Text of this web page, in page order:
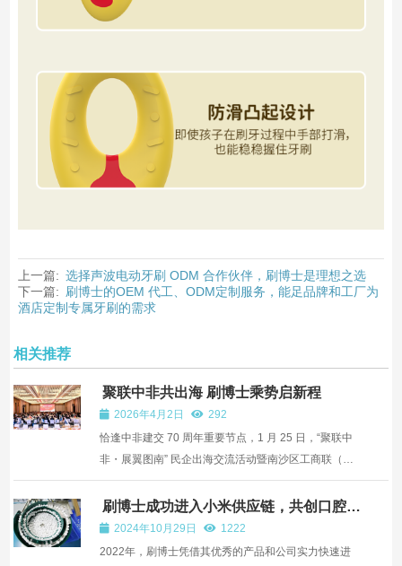
上一篇: 选择声波电动牙刷 ODM 合作伙伴，刷博士是理想之选
下一篇: 刷博士的OEM 代工、ODM定制服务，能足品牌和工厂为
酒店定制专属牙刷的需求
相关推荐
聚联中非共出海 刷博士乘势启新程
2026年4月2日
292
恰逢中非建交 70 周年重要节点，1 月 25 日，“聚联中
非・展翼图南” 民企出海交流活动暨南沙区工商联（总
商会）2026 年会在南沙盛大启幕。政商金学各界代表
齐聚一堂，共探民企出海新机遇，共绘中非合作新蓝
图。 本次活动由南沙区工商联（总商会）、南沙区商务
局及中非...
刷博士成功进入小米供应链，共创口腔护
理新未来
2024年10月29日
1222
2022年，刷博士凭借其优秀的产品和公司实力快速进